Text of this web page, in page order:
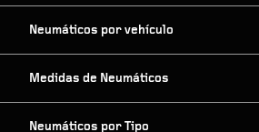
Neumáticos por vehículo
Medidas de Neumáticos
Neumáticos por Tipo